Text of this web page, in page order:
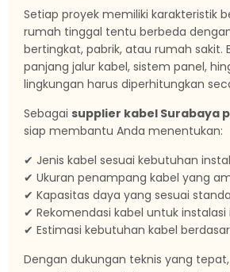
Setiap proyek memiliki karakteristik
rumah tinggal tentu berbeda
bertingkat, pabrik, atau rumah sakit.
panjang jalur kabel, sistem panel,
lingkungan harus diperhitungkan
Sebagai supplier kabel Surabaya
siap membantu Anda menentukan:
✔ Jenis kabel sesuai kebutuhan
✔ Ukuran penampang kabel yang
✔ Kapasitas daya yang sesuai
✔ Rekomendasi kabel untuk
✔ Estimasi kebutuhan kabel
Dengan dukungan teknis yang